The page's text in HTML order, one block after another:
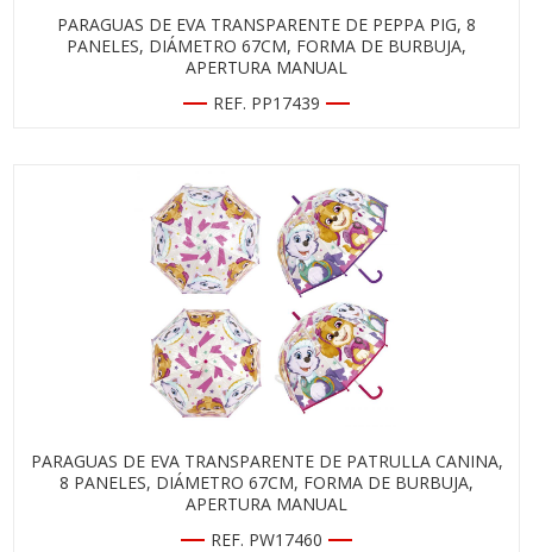
PARAGUAS DE EVA TRANSPARENTE DE PEPPA PIG, 8
PANELES, DIÁMETRO 67CM, FORMA DE BURBUJA,
APERTURA MANUAL
REF. PP17439
PARAGUAS DE EVA TRANSPARENTE DE PATRULLA CANINA,
8 PANELES, DIÁMETRO 67CM, FORMA DE BURBUJA,
APERTURA MANUAL
REF. PW17460